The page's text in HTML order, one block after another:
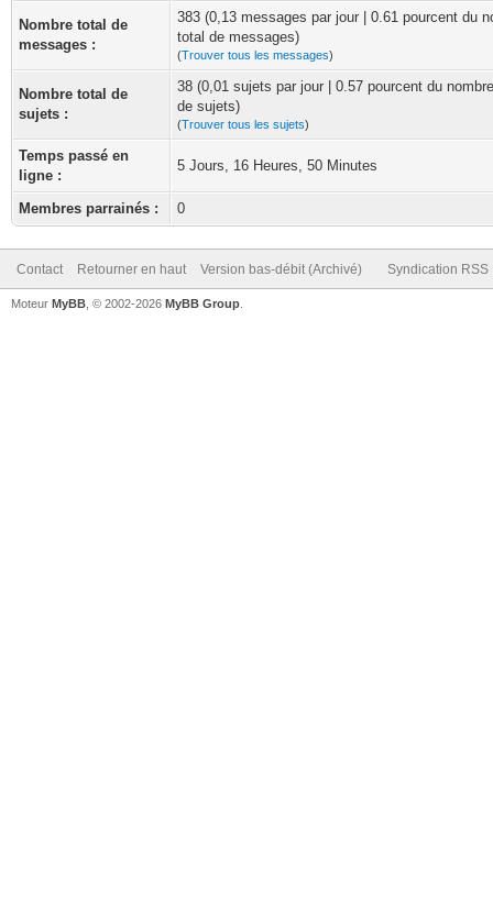
Nombre total de
messages :
383 (0,13 messages par jour | 0.61 pourcent du
total de messages)
(Trouver tous les messages)
Nombre total de
sujets :
38 (0,01 sujets par jour | 0.57 pourcent du
de sujets)
(Trouver tous les sujets)
Temps passé en
ligne :
5 Jours, 16 Heures, 50 Minutes
Membres parrainés : 0
Contact Retourner en haut Version bas-débit (Archivé) Syndication RSS
Moteur MyBB , © 2002-2026 MyBB Group